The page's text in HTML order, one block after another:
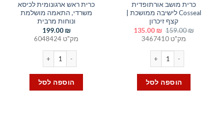
כרית מושב אורתופדית
Cosseal לישיבה ממושכת |
קצף זיכרון
159.00₪
המחיר
המקורי
היה:
159.00 ₪.
135.00 ₪
מק"ט 3467410
כמות של כרית מושב אורתופדית Cosseal לישיבה ממושכת | קצף זיכרון
הוספה לסל
כרית ראש ארגונומית לכיסא
משרדי, התאמה מושלמת
ונוחות מרבית
199.00 ₪
מק"ט 6048424
כמות של כרית ראש
הוספה לסל